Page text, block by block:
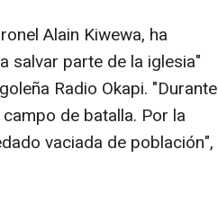
Alain Kiwewa, ha
salvar parte de la iglesia"
Radio Okapi. "Durante
de batalla. Por la
vaciada de población",